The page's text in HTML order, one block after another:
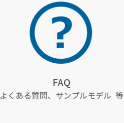
FAQ
よくある質問、サンプルモデル 等